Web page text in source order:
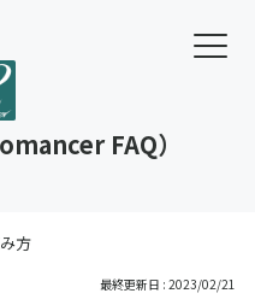
FAQ）
方
最終更新日 : 2023/02/21